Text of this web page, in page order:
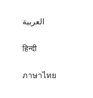
العربية
हिन्दी
ภาษาไทย